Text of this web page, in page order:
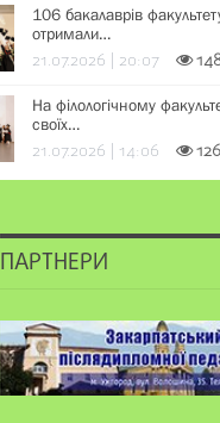
106 бакалаврів
отримали…
21.07.2026 | 20:07
На філологічному
своїх…
21.07.2026 | 14:06 126
ПАРТНЕРИ